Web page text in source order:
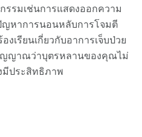
รมเช่นการแสดงออกความ
ญหาการนอนหลับการโจมตี
เรียนเกี่ยวกับอาการเจ็บป่วย
ญญาณว่าบุตรหลานของคุณไม่
มีประสิทธิภาพ